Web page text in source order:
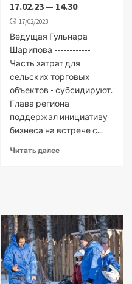
17.02.23 — 14.30
17/02/2023
Ведущая Гульнара
Шарипова ------------
Часть затрат для
сельских торговых
объектов - субсидируют.
Глава региона
поддержал инициативу
бизнеса на встрече с...
Читать далее